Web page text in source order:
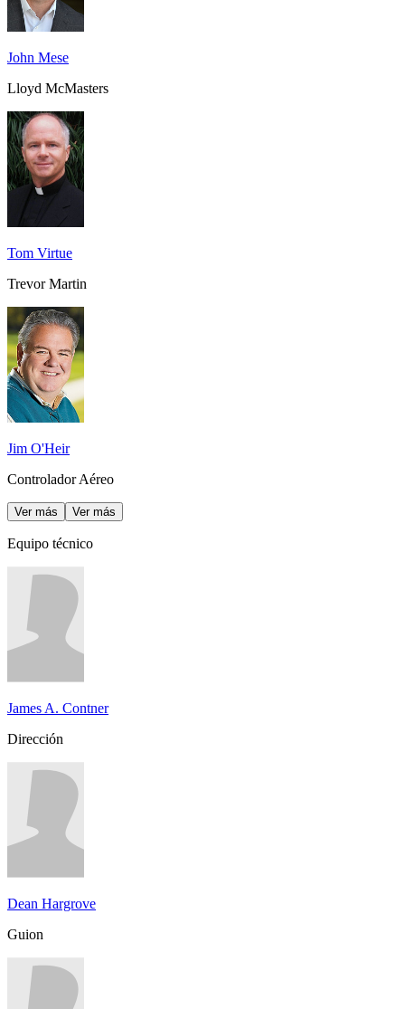
John Mese
Lloyd McMasters
Tom Virtue
Trevor Martin
Jim O'Heir
Controlador Aéreo
Ver más Ver más
Equipo técnico
James A. Contner
Dirección
Dean Hargrove
Guion